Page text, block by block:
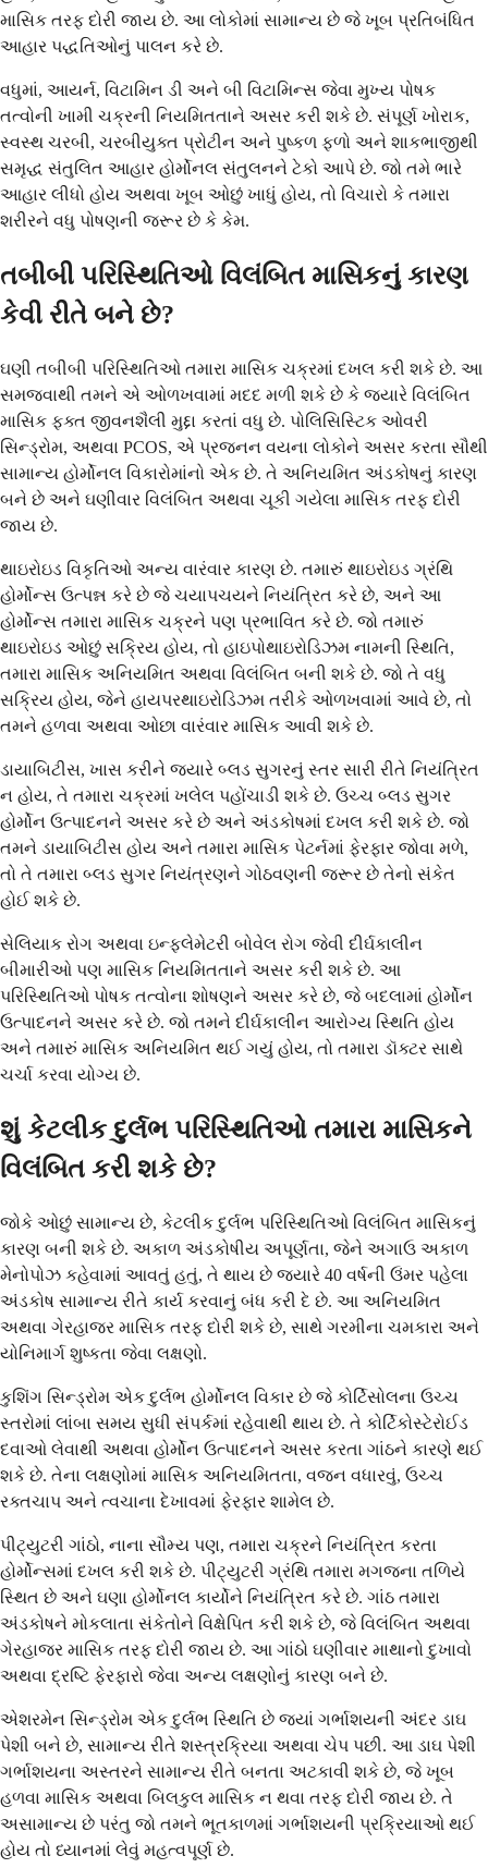
માસિક તરફ દોરી જાય છે. આ લોકોમાં સામાન્ય છે જે ખૂબ પ્રતિબંધિત
આહાર પદ્ધતિઓનું પાલન કરે છે.
વધુમાં, આયર્ન, વિટામિન ડી અને બી વિટામિન્સ જેવા મુખ્ય પોષક
તત્વોની ખામી ચક્રની નિયમિતતાને અસર કરી શકે છે. સંપૂર્ણ ખોરાક,
સ્વસ્થ ચરબી, ચરબીયુક્ત પ્રોટીન અને પુષ્કળ ફળો અને શાકભાજીથી
સમૃદ્ધ સંતુલિત આહાર હોર્મોનલ સંતુલનને ટેકો આપે છે. જો તમે ભારે
આહાર લીધો હોય અથવા ખૂબ ઓછું ખાધું હોય, તો વિચારો કે તમારા
શરીરને વધુ પોષણની જરૂર છે કે કેમ.
તબીબી પરિસ્થિતિઓ વિલંબિત માસિકનું કારણ
કેવી રીતે બને છે?
ઘણી તબીબી પરિસ્થિતિઓ તમારા માસિક ચક્રમાં દખલ કરી શકે છે. આ
સમજવાથી તમને એ ઓળખવામાં મદદ મળી શકે છે કે જ્યારે વિલંબિત
માસિક ફક્ત જીવનશૈલી મુદ્દા કરતાં વધુ છે. પોલિસિસ્ટિક ઓવરી
સિન્ડ્રોમ, અથવા PCOS, એ પ્રજનન વયના લોકોને અસર કરતા સૌથી
સામાન્ય હોર્મોનલ વિકારોમાંનો એક છે. તે અનિયમિત અંડકોષનું કારણ
બને છે અને ઘણીવાર વિલંબિત અથવા ચૂકી ગયેલા માસિક તરફ દોરી
જાય છે.
થાઇરોઇડ વિકૃતિઓ અન્ય વારંવાર કારણ છે. તમારું થાઇરોઇડ ગ્રંથિ
હોર્મોન્સ ઉત્પન્ન કરે છે જે ચયાપચયને નિયંત્રિત કરે છે, અને આ
હોર્મોન્સ તમારા માસિક ચક્રને પણ પ્રભાવિત કરે છે. જો તમારું
થાઇરોઇડ ઓછું સક્રિય હોય, તો હાઇપોથાઇરોડિઝમ નામની સ્થિતિ,
તમારા માસિક અનિયમિત અથવા વિલંબિત બની શકે છે. જો તે વધુ
સક્રિય હોય, જેને હાયપરથાઇરોડિઝમ તરીકે ઓળખવામાં આવે છે, તો
તમને હળવા અથવા ઓછા વારંવાર માસિક આવી શકે છે.
ડાયાબિટીસ, ખાસ કરીને જ્યારે બ્લડ સુગરનું સ્તર સારી રીતે નિયંત્રિત
ન હોય, તે તમારા ચક્રમાં ખલેલ પહોંચાડી શકે છે. ઉચ્ચ બ્લડ સુગર
હોર્મોન ઉત્પાદનને અસર કરે છે અને અંડકોષમાં દખલ કરી શકે છે. જો
તમને ડાયાબિટીસ હોય અને તમારા માસિક પેટર્નમાં ફેરફાર જોવા મળે,
તો તે તમારા બ્લડ સુગર નિયંત્રણને ગોઠવણની જરૂર છે તેનો સંકેત
હોઈ શકે છે.
સેલિયાક રોગ અથવા ઇન્ફ્લેમેટરી બોવેલ રોગ જેવી દીર્ઘકાલીન
બીમારીઓ પણ માસિક નિયમિતતાને અસર કરી શકે છે. આ
પરિસ્થિતિઓ પોષક તત્વોના શોષણને અસર કરે છે, જે બદલામાં હોર્મોન
ઉત્પાદનને અસર કરે છે. જો તમને દીર્ઘકાલીન આરોગ્ય સ્થિતિ હોય
અને તમારું માસિક અનિયમિત થઈ ગયું હોય, તો તમારા ડૉક્ટર સાથે
ચર્ચા કરવા યોગ્ય છે.
શું કેટલીક દુર્લભ પરિસ્થિતિઓ તમારા માસિકને
વિલંબિત કરી શકે છે?
જોકે ઓછું સામાન્ય છે, કેટલીક દુર્લભ પરિસ્થિતિઓ વિલંબિત માસિકનું
કારણ બની શકે છે. અકાળ અંડકોષીય અપૂર્ણતા, જેને અગાઉ અકાળ
મેનોપોઝ કહેવામાં આવતું હતું, તે થાય છે જ્યારે 40 વર્ષની ઉંમર પહેલા
અંડકોષ સામાન્ય રીતે કાર્ય કરવાનું બંધ કરી દે છે. આ અનિયમિત
અથવા ગેરહાજર માસિક તરફ દોરી શકે છે, સાથે ગરમીના ચમકારા અને
યોનિમાર્ગ શુષ્કતા જેવા લક્ષણો.
કુશિંગ સિન્ડ્રોમ એક દુર્લભ હોર્મોનલ વિકાર છે જે કોર્ટિસોલના ઉચ્ચ
સ્તરોમાં લાંબા સમય સુધી સંપર્કમાં રહેવાથી થાય છે. તે કોર્ટિકોસ્ટેરોઈડ
દવાઓ લેવાથી અથવા હોર્મોન ઉત્પાદનને અસર કરતા ગાંઠને કારણે થઈ
શકે છે. તેના લક્ષણોમાં માસિક અનિયમિતતા, વજન વધારવું, ઉચ્ચ
રક્તચાપ અને ત્વચાના દેખાવમાં ફેરફાર શામેલ છે.
પીટ્યુટરી ગાંઠો, નાના સૌમ્ય પણ, તમારા ચક્રને નિયંત્રિત કરતા
હોર્મોન્સમાં દખલ કરી શકે છે. પીટ્યુટરી ગ્રંથિ તમારા મગજના તળિયે
સ્થિત છે અને ઘણા હોર્મોનલ કાર્યોને નિયંત્રિત કરે છે. ગાંઠ તમારા
અંડકોષને મોકલાતા સંકેતોને વિક્ષેપિત કરી શકે છે, જે વિલંબિત અથવા
ગેરહાજર માસિક તરફ દોરી જાય છે. આ ગાંઠો ઘણીવાર માથાનો દુખાવો
અથવા દ્રષ્ટિ ફેરફારો જેવા અન્ય લક્ષણોનું કારણ બને છે.
એશરમેન સિન્ડ્રોમ એક દુર્લભ સ્થિતિ છે જ્યાં ગર્ભાશયની અંદર ડાઘ
પેશી બને છે, સામાન્ય રીતે શસ્ત્રક્રિયા અથવા ચેપ પછી. આ ડાઘ પેશી
ગર્ભાશયના અસ્તરને સામાન્ય રીતે બનતા અટકાવી શકે છે, જે ખૂબ
હળવા માસિક અથવા બિલકુલ માસિક ન થવા તરફ દોરી જાય છે. તે
અસામાન્ય છે પરંતુ જો તમને ભૂતકાળમાં ગર્ભાશયની પ્રક્રિયાઓ થઈ
હોય તો ધ્યાનમાં લેવું મહત્વપૂર્ણ છે.